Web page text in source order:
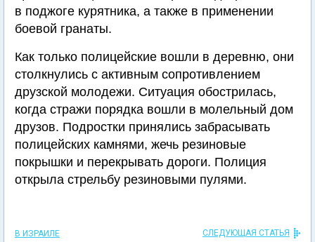
в поджоге курятника, а также в применении
боевой гранаты.
Как только полицейские вошли в деревню, они
столкнулись с активным сопротивлением
друзской молодежи. Ситуация обострилась,
когда стражи порядка вошли в молельный дом
друзов. Подростки принялись забрасывать
полицейских камнями, жечь резиновые
покрышки и перекрывать дороги. Полиция
открыла стрельбу резиновыми пулями.
В ИЗРАИЛЕ СЛЕДУЮЩАЯ СТАТЬЯ